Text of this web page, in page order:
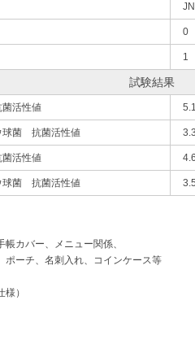
0
1
試験結果
活性値
球菌 抗菌活性値
活性値
球菌 抗菌活性値
カバー、メニュー関係、
ポーチ、名刺入れ、コインケース等
）